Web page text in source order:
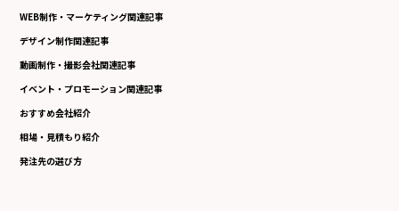
WEB制作・マーケティング関連記事
デザイン制作関連記事
動画制作・撮影会社関連記事
イベント・プロモーション関連記事
おすすめ会社紹介
相場・見積もり紹介
発注先の選び方